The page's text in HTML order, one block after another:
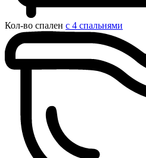
Кол-во спален с 4 спальнями